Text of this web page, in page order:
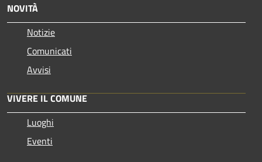
NOVITÀ
Notizie
Comunicati
Avvisi
VIVERE IL COMUNE
Luoghi
Eventi